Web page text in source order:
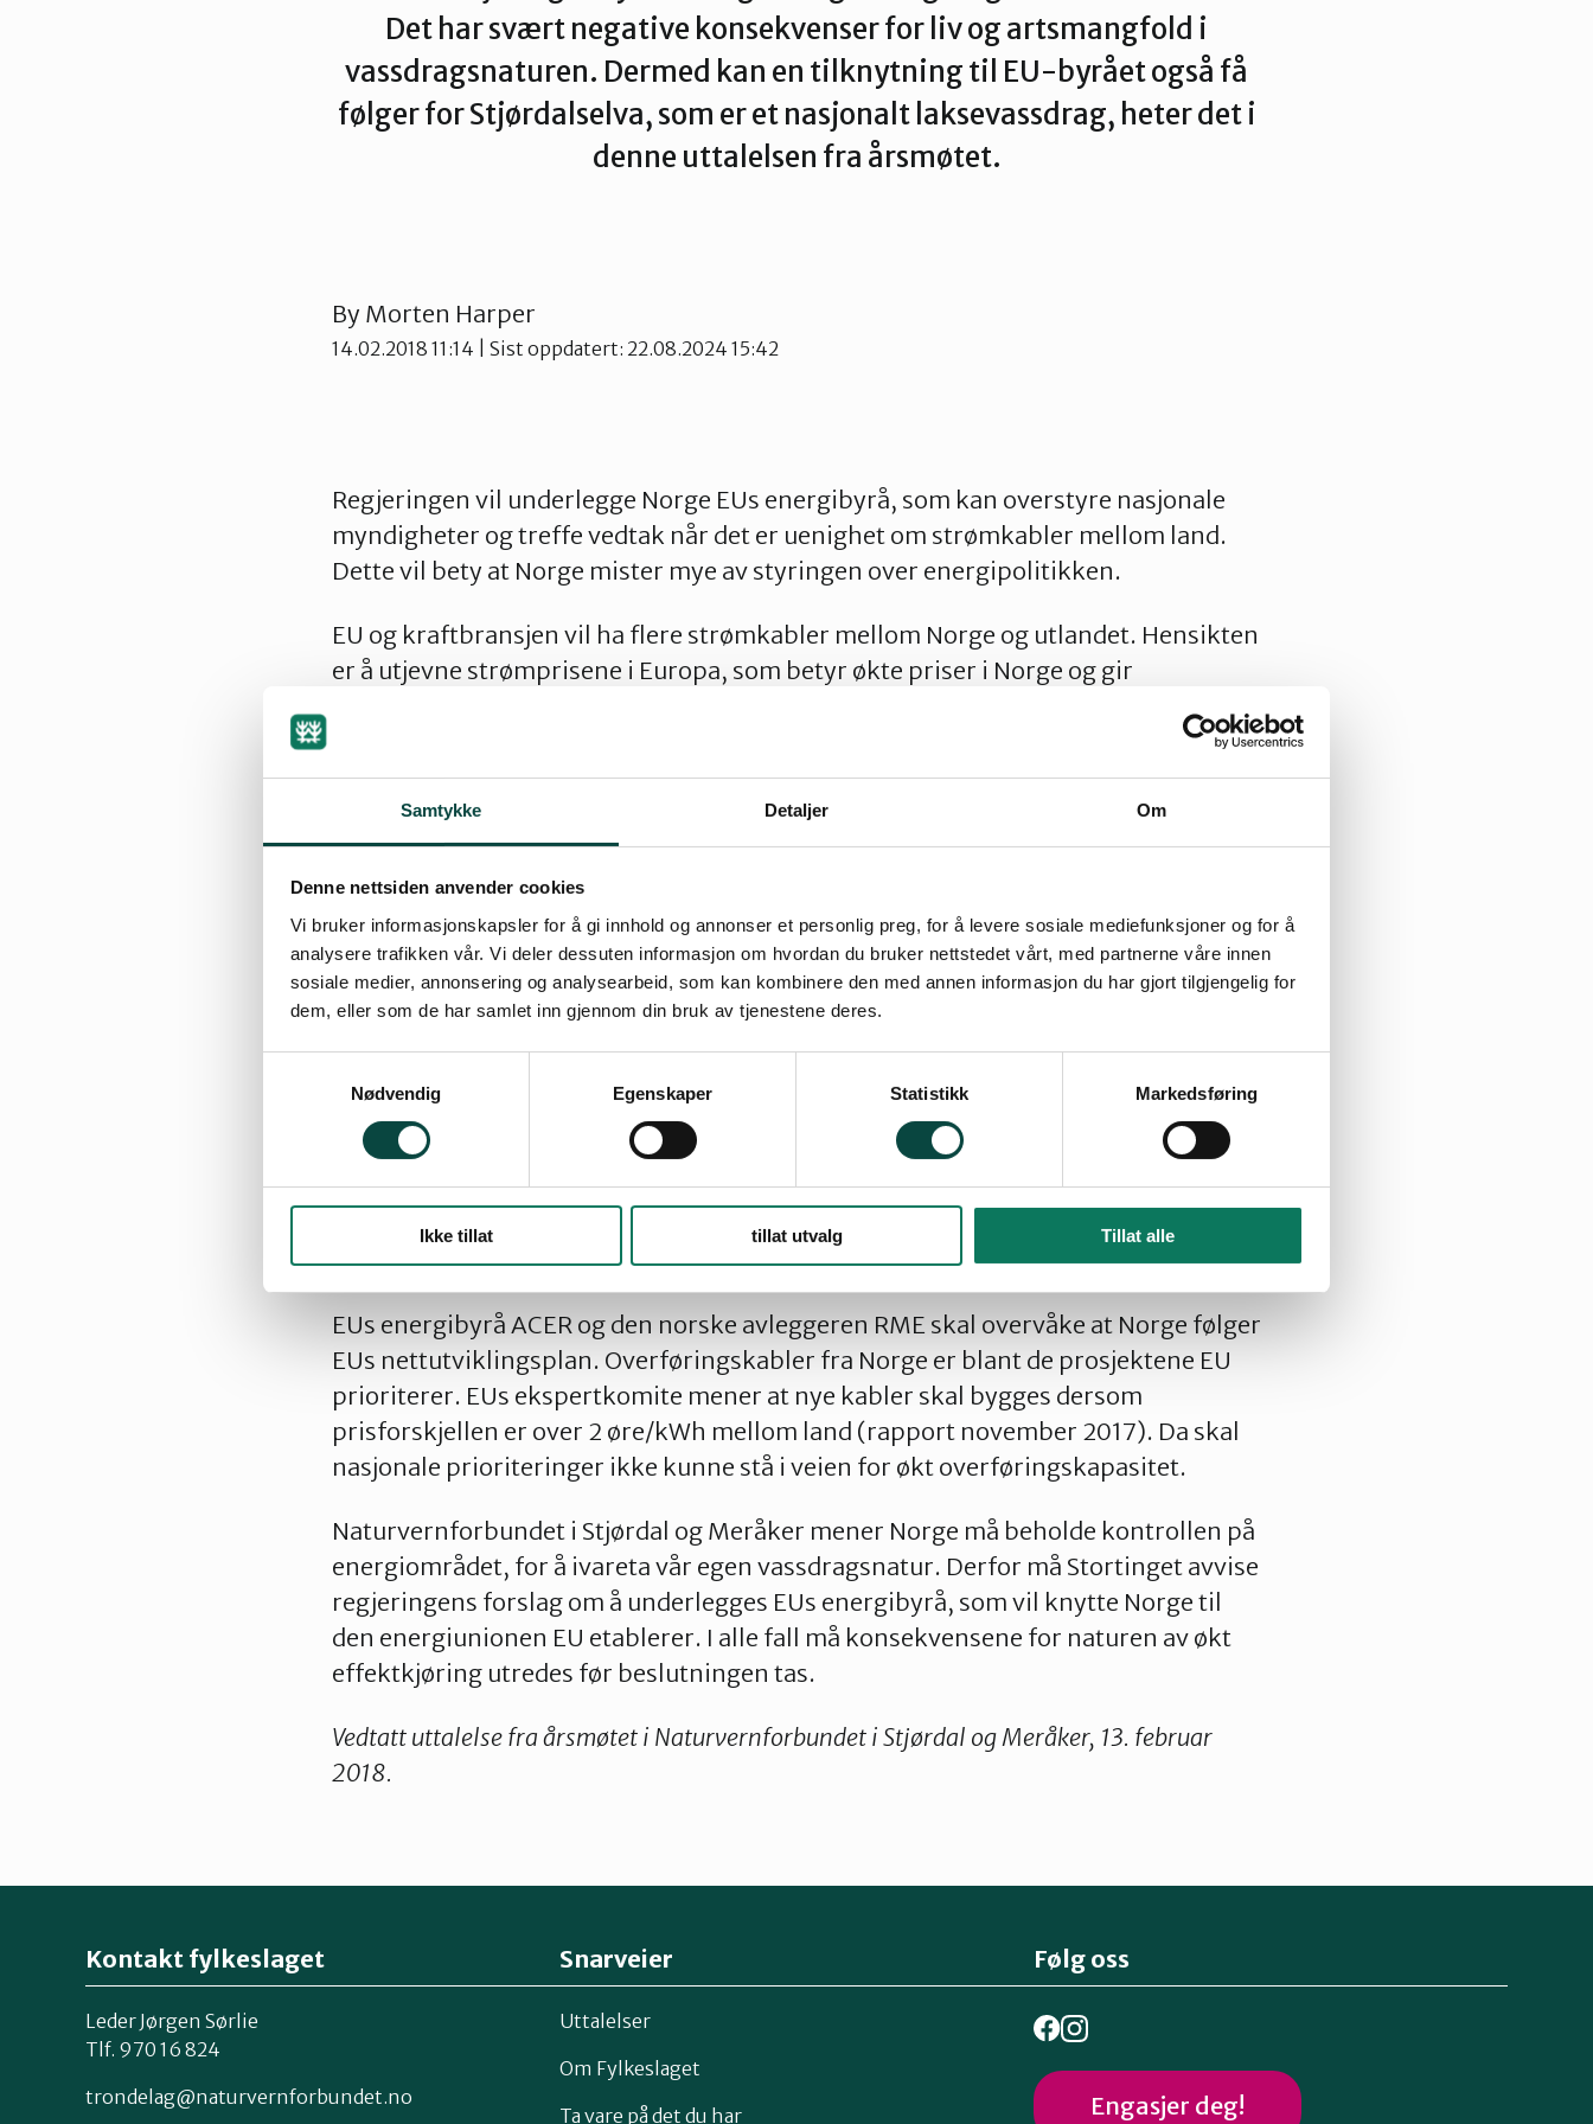
Samtykke Detaljer Om
Denne nettsiden anvender cookies
Vi bruker informasjonskapsler for å gi innhold og annonser et personlig preg, for å levere sosiale mediefunksjoner og for å
analysere trafikken vår. Vi deler dessuten informasjon om hvordan du bruker nettstedet vårt, med partnerne våre innen
sosiale medier, annonsering og analysearbeid, som kan kombinere den med annen informasjon du har gjort tilgjengelig for
dem, eller som de har samlet inn gjennom din bruk av tjenestene deres.
Nødvendig
Egenskaper Statistikk Markedsføring
Ikke tillat tillat utvalg Tillat alle
Verdal
Det har svært negative konsekvenser for liv og artsmangfold i
vassdragsnaturen. Dermed kan en tilknytning til EU-byrået også få
følger for Stjørdalselva, som er et nasjonalt laksevassdrag, heter det i
denne uttalelsen fra årsmøtet.
By Morten Harper
14.02.2018 11:14 | Sist oppdatert: 22.08.2024 15:42
Regjeringen vil underlegge Norge EUs energibyrå, som kan overstyre nasjonale
myndigheter og treffe vedtak når det er uenighet om strømkabler mellom land.
Dette vil bety at Norge mister mye av styringen over energipolitikken.
EU og kraftbransjen vil ha flere strømkabler mellom Norge og utlandet. Hensikten
er å utjevne strømprisene i Europa, som betyr økte priser i Norge og gir
kraftselskapene mer fortjeneste. EU vil at norsk kraftproduksjon skal gå på høygir
for å levere mest mulig strøm til Europa på dagtid og når det er vindstille. EU vil at
strømmen skal flyte mellom land slik at «det norske batteriet» blir ladet opp om
natta med strøm fra europeisk kull- og atomkraft.
Da må kraftverkene våre gå av og på i raske skift, natt mot dag og time mot time.
Slik effektkjøring betyr store og stadige svingninger i vannstanden. Det har svært
negative konsekvenser for liv og artsmangfold i vassdragsnaturen. Dermed kan
en slik tilknytning også få følger for Stjørdalselva, som er et nasjonalt
laksevassdrag.
Lang kabeltransport medfører betydelig strømtap på veien. Det er usikkert om de
europeiske klimagassutslippene vil bli redusert på grunn av flere kabler til
utlandet, viser Statnetts egen utredning. Derimot er det sannsynlig at
klimagassutslippene blir redusert dersom den fornybare kraften brukes til å fase
ut fossil energi i Norge, eller gjennom økt eksport av energiintensive varer og
tjenester.
EUs energibyrå ACER og den norske avleggeren RME skal overvåke at Norge følger
EUs nettutviklingsplan. Overføringskabler fra Norge er blant de prosjektene EU
prioriterer. EUs ekspertkomite mener at nye kabler skal bygges dersom
prisforskjellen er over 2 øre/kWh mellom land (rapport november 2017). Da skal
nasjonale prioriteringer ikke kunne stå i veien for økt overføringskapasitet.
Naturvernforbundet i Stjørdal og Meråker mener Norge må beholde kontrollen på
energiområdet, for å ivareta vår egen vassdragsnatur. Derfor må Stortinget avvise
regjeringens forslag om å underlegges EUs energibyrå, som vil knytte Norge til
den energiunionen EU etablerer. I alle fall må konsekvensene for naturen av økt
effektkjøring utredes før beslutningen tas.
Vedtatt uttalelse fra årsmøtet i Naturvernforbundet i Stjørdal og Meråker, 13. februar
2018.
Kontakt fylkeslaget
Leder Jørgen Sørlie
Tlf. 970 16 824
trondelag@naturvernforbundet.no
Snarveier
Uttalelser
Om Fylkeslaget
Ta vare på det du har
Følg oss
Engasjer deg!